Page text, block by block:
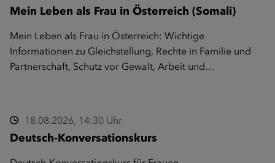
Mein Leben als Frau in Österreich (Somali)
Mein Leben als Frau in Österreich: Wichtige
Informationen zu Gleichstellung, Rechte in Familie und
Partnerschaft, Schutz vor Gewalt, Arbeit und…
18.08.2026, 14:30 Uhr
Deutsch-Konversationskurs